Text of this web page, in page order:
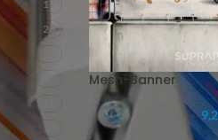
17
26
12
Mesh-Banner